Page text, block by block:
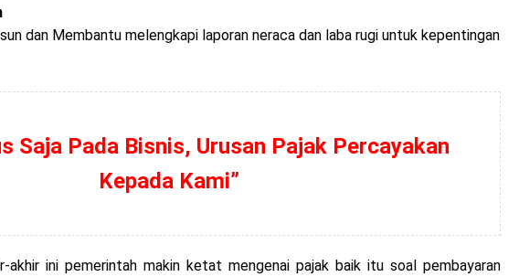
dan Membantu melengkapi laporan neraca dan laba rugi untuk kepentingan
Saja Pada Bisnis, Urusan Pajak Percayakan
Kepada Kami”
akhir ini pemerintah makin ketat mengenai pajak baik itu soal pembayaran